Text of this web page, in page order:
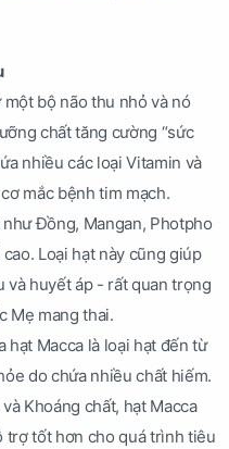
bộ não thu nhỏ và nó
chất tăng cường “sức
nhiều các loại Vitamin và
mắc bệnh tim mạch.
Đồng, Mangan, Photpho
Loại hạt này cũng giúp
huyết áp - rất quan trọng
Mẹ mang thai.
hạt Macca là loại hạt đến từ
do chứa nhiều chất hiếm.
Khoáng chất, hạt Macca
trợ tốt hơn cho quá trình tiêu